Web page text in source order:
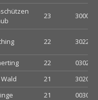
23
22
22
21
21